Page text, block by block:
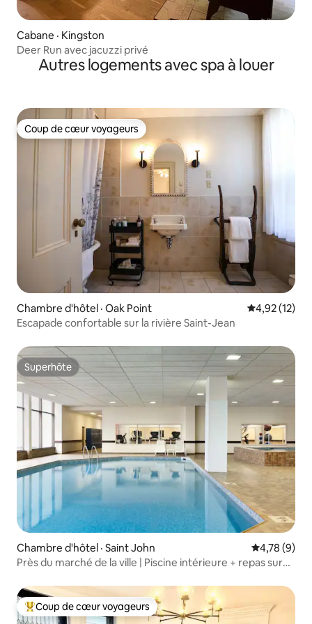
Cabane · Kingston
Deer Run avec jacuzzi privé
Autres logements avec spa à louer
Coup de cœur voyageurs
Coup de cœur voyageurs
Chambre d'hôtel · Oak Point Note
4,92 (12)
Escapade confortable sur la rivière Saint-Jean
Superhôte
Superhôte
Chambre d'hôtel · Saint John Note
4,78 (9)
Près du marché de la ville | Piscine intérieure + repas sur
Coup de cœur voyageurs parmi les plus aimés
Coup de cœur voyageurs